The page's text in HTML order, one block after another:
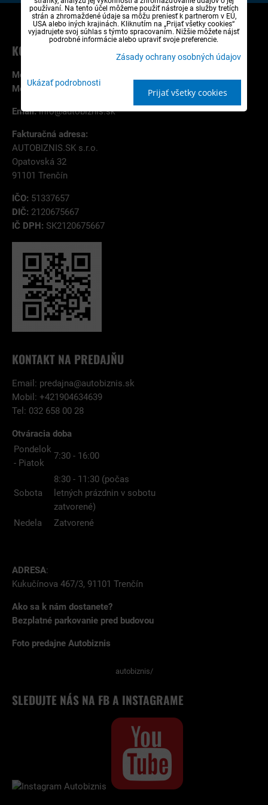
KONTAKT NA ESHOP A OBJEDNÁVKY
Mobil:
Mobil:+421 944 114 754
Email: info@autobiznis.sk
Fakturačná adresa:
AUTOBIZNIS.SK s.r.o.
Opatovská 32
91101 Trenčín
IČO: 51337657
DIČ: 2120675667
IČ DPH: SK2120675667
KONTAKT NA PREDAJŇU
Email: predajna@autobiznis.sk
Mobil: +421904634639
Tel: 032 658 00 28
Otváracia doba
Pondelok
- Piatok
7:30 - 16:00
Sobota
8:30 - 11:30 (počas
letných prázdnin v sobotu
zatvorené)
Nedela
Zatvorené
ADRESA:
Kukučínova 467/3, 91101 Trenčín
Ako sa k nám dostanete?
Bezplatné parkovanie pred budovou
Foto predajne Autobiznis
autobiznis/
SLEDUJTE NÁS NA FB A INSTAGRAME
používaní. Na tento účel môžeme použiť nástroje a služby tretích
strán a zhromaždené údaje sa môžu preniesť k partnerom v EÚ,
USA alebo iných krajinách. Kliknutím na „Prijať všetky cookies“
vyjadrujete svoj súhlas s týmto spracovaním. Nižšie môžete nájsť
podrobné informácie alebo upraviť svoje preferencie.
Zásady ochrany osobných údajov
Ukázať podrobnosti
Prijať všetky cookies